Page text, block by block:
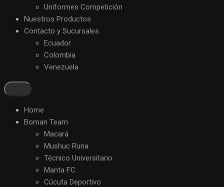
Uniformes Competición
Nuestros Productos
Contacto y Sucursales
Ecuador
Colombia
Venezuela
Home
Boman Team
Macará
Mushuc Runa
Técnico Universitario
Manta FC
Cúcuta Deportivo